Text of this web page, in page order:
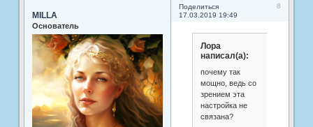
Поделиться
8
17.03.2019 19:49
MILLA
Основатель
Лора
написал(а):
почему так
мощно, ведь со
зрением эта
настройка не
связана?